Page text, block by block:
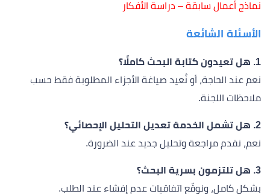
نماذج أعمال سابقة – دراسة الأفكار
الأسئلة الشائعة
1. هل تعيدون كتابة البحث كاملًا؟
نعم عند الحاجة، أو نُعيد صياغة الأجزاء المطلوبة فقط حسب
ملاحظات اللجنة.
2. هل تشمل الخدمة تعديل التحليل الإحصائي؟
نعم، نقدم مراجعة وتحليل جديد عند الضرورة.
3. هل تلتزمون بسرية البحث؟
بشكل كامل، ونوقّع اتفاقيات عدم إفشاء عند الطلب.